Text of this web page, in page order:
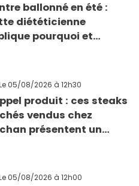
ballonné en été :
diététicienne
pourquoi et
05/08/2026 à 12h30
produit : ces steaks
vendus chez
présentent un
05/08/2026 à 12h00